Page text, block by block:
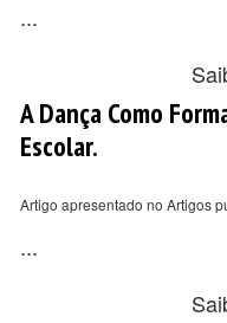
...
A Dança Como
Escolar.
Artigo apresentado no Artigos
...